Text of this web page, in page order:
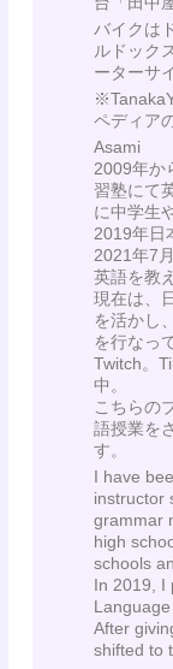
バイクは
ルドック
ーターサ
ペディア
Asami
2009年か
習塾にて
に中学生
2019年日
2021年7
英語を教
現在は、
を活かし
を行なっ
Twitch。
中。
こちらの
語授業を
す。
I have
instructor
grammar
high
schools
In 2019, I
After
shifted to